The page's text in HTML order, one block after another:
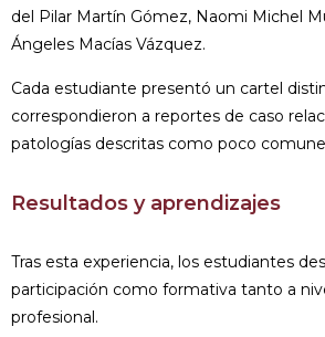
del Pilar Martín Gómez, Naomi Michel
Ángeles Macías Vázquez.
Cada estudiante presentó un cartel
correspondieron a reportes de caso
patologías descritas como poco
Resultados y aprendizajes
Tras esta experiencia, los estudiantes
participación como formativa tanto a
profesional.